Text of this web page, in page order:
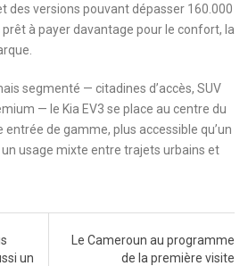
des versions pouvant dépasser 160.000
prêt à payer davantage pour le confort, la
segmenté — citadines d’accès, SUV
— le Kia EV3 se place au centre du
entrée de gamme, plus accessible qu’un
usage mixte entre trajets urbains et
un
Le Cameroun au programme
de la première visite